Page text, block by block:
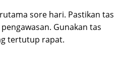
sore hari. Pastikan tas
Gunakan tas
tertutup rapat.